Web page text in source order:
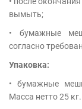
вымыть;
• бумажные
согласно
Упаковка:
• бумажные
Масса нетто 25 кг.